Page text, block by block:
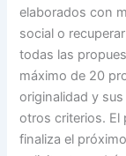
elaborados con
social o
todas las
máximo de 20
originalidad y
otros criterios. El
finaliza el